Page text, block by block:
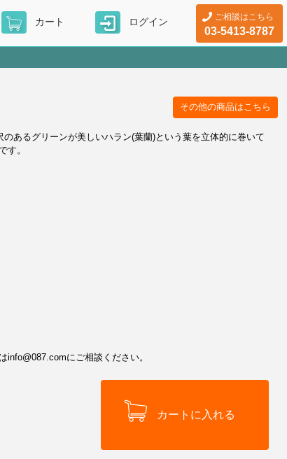
ご相談はこちら
03-5413-8787
カート ログイン
その他の商品はこちら
あるグリーンが美しいハラン(葉蘭)という葉を立体的に巻いて
す。
info@087.comにご相談ください。